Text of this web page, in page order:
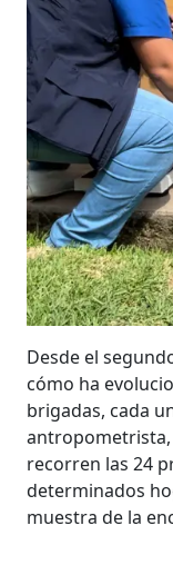
Desde el
cómo ha
brigadas, cada
antropometrista,
recorren las 24
determinados
muestra de la